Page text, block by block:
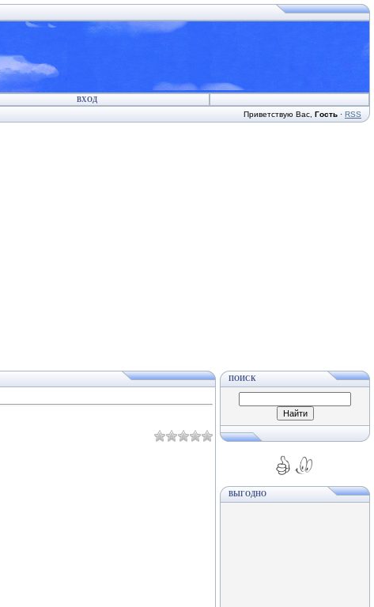
ВХОД
Приветствую Вас Гость · RSS
ПОИСК
ВЫГОДНО